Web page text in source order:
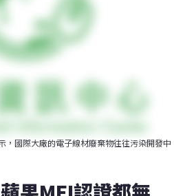
，國際大廠的電子線材廢棄物往往污染開發中